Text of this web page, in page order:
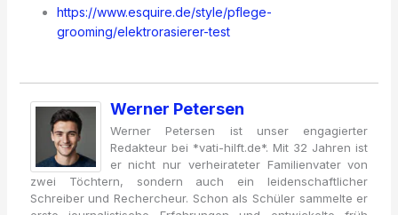
https://www.esquire.de/style/pflege-
grooming/elektrorasierer-test
Werner Petersen
Werner Petersen ist unser engagierter
Redakteur bei *vati-hilft.de*. Mit 32 Jahren ist
er nicht nur verheirateter Familienvater von
zwei Töchtern, sondern auch ein leidenschaftlicher
Schreiber und Rechercheur. Schon als Schüler sammelte er